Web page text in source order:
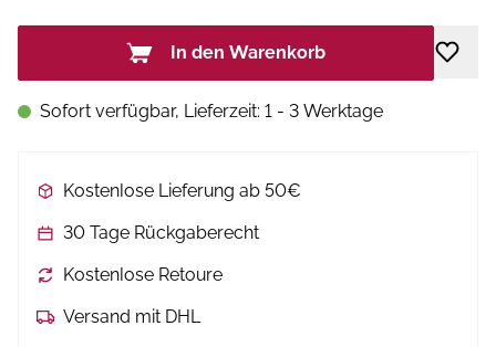
In den Warenkorb
Sofort verfügbar, Lieferzeit: 1 - 3 Werktage
Kostenlose Lieferung ab 50€
30 Tage Rückgaberecht
Kostenlose Retoure
Versand mit DHL